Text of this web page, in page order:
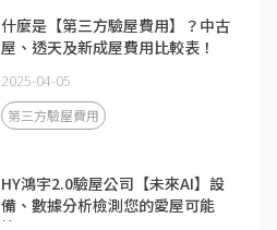
什麼是【第三方驗屋費用】？中古
屋、透天及新成屋費用比較表！
2025-04-05
第三方驗屋費用
HY鴻宇2.0驗屋公司【未來AI】設
備、數據分析檢測您的愛屋可能